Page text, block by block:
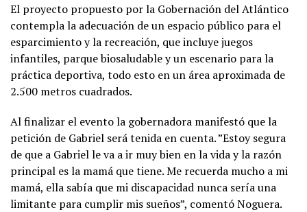
El proyecto propuesto por la Gobernación del Atlántico
contempla la adecuación de un espacio público para el
esparcimiento y la recreación, que incluye juegos
infantiles, parque biosaludable y un escenario para la
práctica deportiva, todo esto en un área aproximada de
2.500 metros cuadrados.
Al finalizar el evento la gobernadora manifestó que la
petición de Gabriel será tenida en cuenta. ”Estoy segura
de que a Gabriel le va a ir muy bien en la vida y la razón
principal es la mamá que tiene. Me recuerda mucho a mi
mamá, ella sabía que mi discapacidad nunca sería una
limitante para cumplir mis sueños”, comentó Noguera.